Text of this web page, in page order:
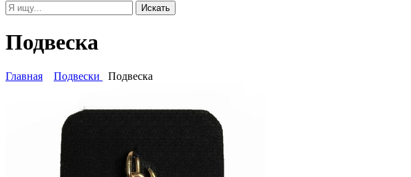
Подвеска
Главная Подвески Подвеска